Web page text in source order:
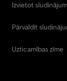
Izvietot
Pārvaldīt
Uzticamības zīme